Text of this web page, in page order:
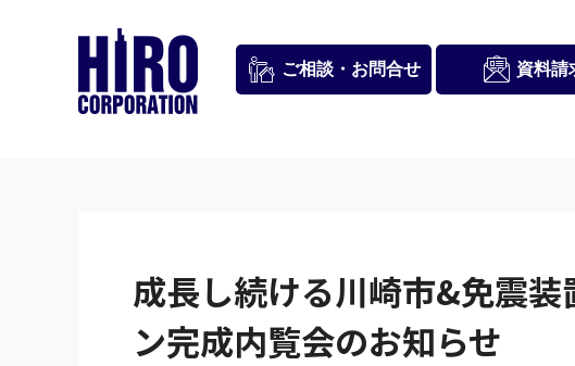
ご相談・ お問合せ 資料請
成長し続ける川崎市&免震装
ン完成内覧会のお知らせ